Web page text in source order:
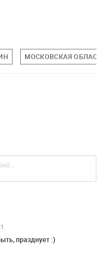
МОСКОВСКАЯ
празднует :)